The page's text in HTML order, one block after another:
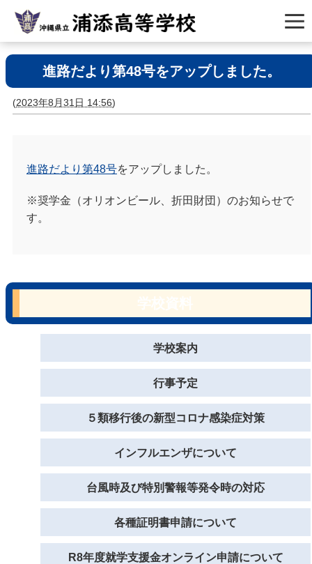
進路だより第48号をアップしました。
(2023年8月31日 14:56)
進路だより第48号をアップしました。
※奨学金（オリオンビール、折田財団）のお知らせで
す。
学校案内
行事予定
５類移行後の新型コロナ感染症対策
インフルエンザについて
台風時及び特別警報等発令時の対応
各種証明書申請について
R8年度就学支援金オンライン申請について